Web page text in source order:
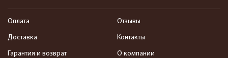
Оплата
Доставка
Гарантия и возврат
Отзывы
Контакты
О компании